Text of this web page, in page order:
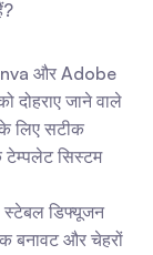
और Adobe
जाने वाले
के लिए सटीक
टेम्पलेट सिस्टम
स्टेबल डिफ्यूजन
बनावट और चेहरों